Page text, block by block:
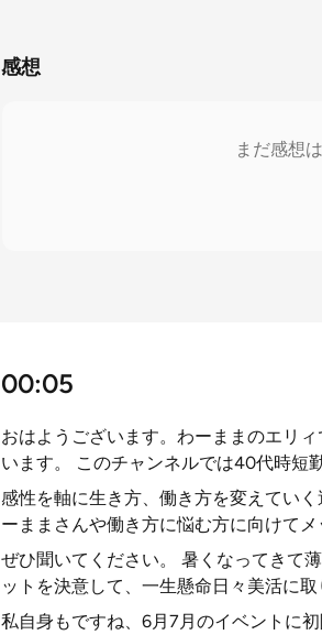
感想
まだ感想
00:05
おはようございます。わーままのエリ
います。 このチャンネルでは40代時短
感性を軸に生き方、働き方を変えてい
ーままさんや働き方に悩む方に向けてメ
ぜひ聞いてください。 暑くなってきて
ットを決意して、一生懸命日々美活に
私自身もですね、6月7月のイベントに